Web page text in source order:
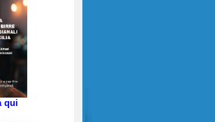
qui